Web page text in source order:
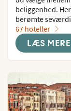
beliggenhed.
berømte
67 hoteller
LÆS MERE